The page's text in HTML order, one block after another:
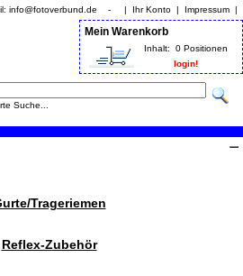
info@fotoverbund.de - | Ihr Konto | Impressum |
Mein Warenkorb
Inhalt:
0 Positionen
login!
Suche...
Trageriemen
Reflex-Zubehör